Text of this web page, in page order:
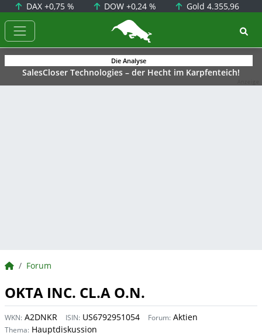
DAX +0,75 % DOW+0,24 % Gold 4.355,96
BörsenNEWS.de
Die Analyse
SalesCloser Technologies – der Hecht im Karpfenteich!
BörsenNEWS.de
Forum
OKTA INC. CL.A O.N.
WKN: A2DNKR ISIN: US6792951054 Forum: Aktien
Thema: Hauptdiskussion